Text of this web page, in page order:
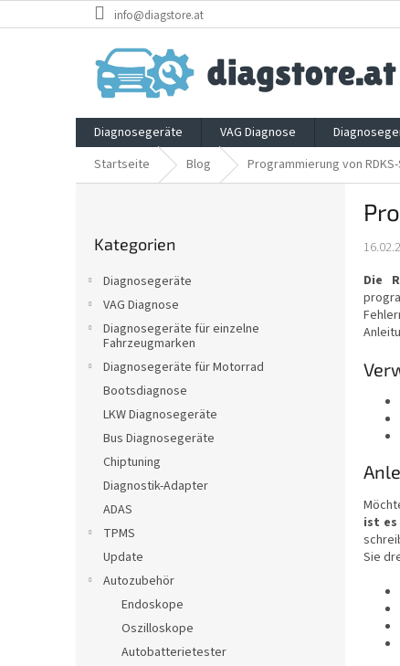
Inhalt
info@diagstore.at
Diagnosegeräte VAG Diagnose
Startseite
Blog Programmierung von
überspringen
Kategorien
Diagnosegeräte
VAG Diagnose
Diagnosegeräte für einzelne
Fahrzeugmarken
Diagnosegeräte für Motorrad
Bootsdiagnose
LKW Diagnosegeräte
Bus Diagnosegeräte
Chiptuning
Diagnostik-Adapter
ADAS
TPMS
Update
Autozubehör
Endoskope
Oszilloskope
Autobatterietester
Die
ist es
Sie